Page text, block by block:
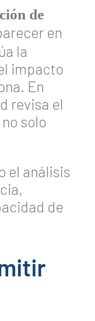
de
en
la
impacto
En
revisa el
solo
el análisis
de